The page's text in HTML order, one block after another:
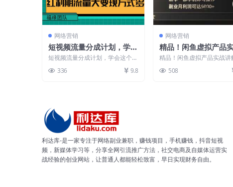
网络营销
短视频流量分成计划，学会
这个玩法，小白也能月入7
000+【视频教程，附软
件】
短视频流量分成计划，学会这个玩
程，附软件】 今...
336 9.8
网络营销
精品！闲鱼虚拟产品
解，新手一部手机即可
作，副业月利润可达
精品！闲鱼虚拟产品实战讲
可达5k+ 利用闲鱼...
508
利达库-是一家专注于网络副业兼职，赚钱项目，手机赚钱，抖音短视
频，新媒体学习等，分享全网引流推广方法，社交电商及自媒体运营实
战经验的创业网站，让普通人都能轻松致富，早日实现财务自由。